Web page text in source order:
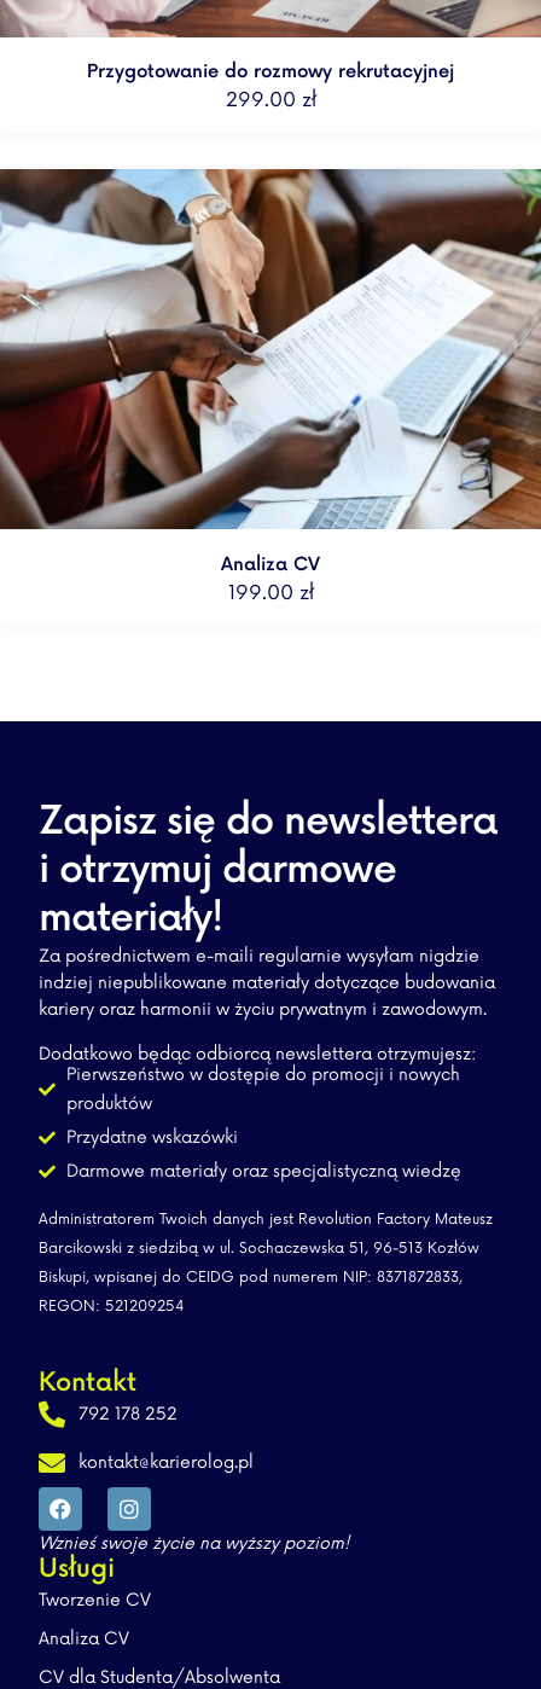
Przygotowanie do rozmowy rekrutacyjnej
299.00 zł
Analiza CV
199.00 zł
Zapisz się do newslettera
i otrzymuj darmowe
materiały!
Za pośrednictwem e-maili regularnie wysyłam nigdzie
indziej niepublikowane materiały dotyczące budowania
kariery oraz harmonii w życiu prywatnym i zawodowym.
Dodatkowo będąc odbiorcą newslettera otrzymujesz:
Pierwszeństwo w dostępie do promocji i nowych
produktów
Przydatne wskazówki
Darmowe materiały oraz specjalistyczną wiedzę
Administratorem Twoich danych jest Revolution Factory Mateusz
Barcikowski z siedzibą w ul. Sochaczewska 51, 96-513 Kozłów
Biskupi, wpisanej do CEIDG pod numerem NIP: 8371872833,
REGON: 521209254
Kontakt
792 178 252
kontakt@karierolog.pl
Wznieś swoje życie na wyższy poziom!
Usługi
Tworzenie CV
Analiza CV
CV dla Studenta/Absolwenta